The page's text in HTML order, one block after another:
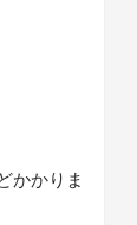
かかりま